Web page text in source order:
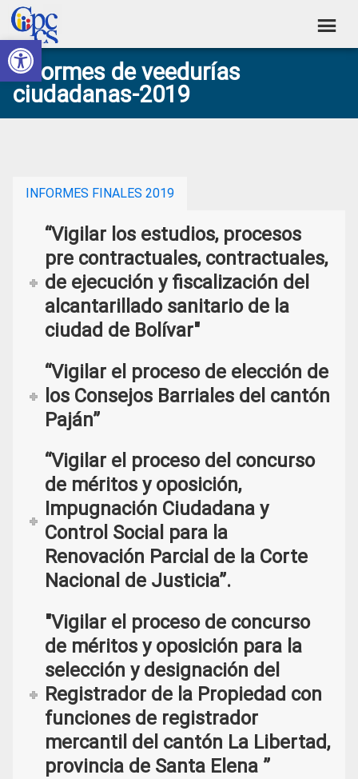
Abrir barra de herramientas
Skip
to
primary
navigation
Skip
to
main
content
Skip
to
primary
sidebar
Skip
to
footer
Consejo
de
Participación
Control
Construyendo
Poder
Ciudadano
Informes de veedurías
ciudadanas-2019
INFORMES FINALES 2019
“Vigilar los estudios, procesos
pre contractuales, contractuales,
de ejecución y fiscalización del
alcantarillado sanitario de la
ciudad de Bolívar"
“Vigilar el proceso de elección de
los Consejos Barriales del cantón
Paján”
“Vigilar el proceso del concurso
de méritos y oposición,
Impugnación Ciudadana y
Control Social para la
Renovación Parcial de la Corte
Nacional de Justicia”.
"Vigilar el proceso de concurso
de méritos y oposición para la
selección y designación del
Registrador de la Propiedad con
funciones de registrador
mercantil del cantón La Libertad,
provincia de Santa Elena ”